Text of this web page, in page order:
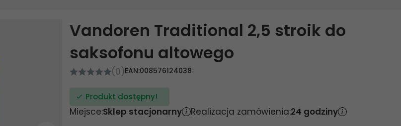
Vandoren Traditional 2,5 stroik do
saksofonu altowego
(0)EAN:008576124038
Produkt dostępny!
Miejsce:Sklep stacjonarny Realizacja zamówienia:24 godziny